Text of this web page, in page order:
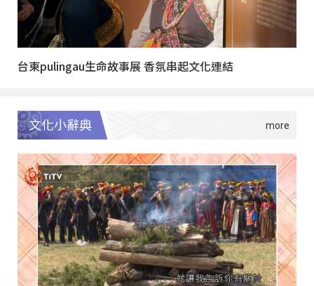
台東pulingau生命故事展 香氛串起文化連結
文化小辭典